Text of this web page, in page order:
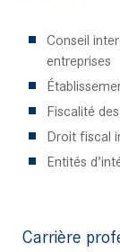
Conseil
entreprises
Fiscalité
Droit fiscal
Entités
Carrière